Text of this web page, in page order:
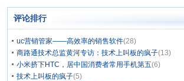
评论排行
uc营销管家——高效率的销售软件(28)
商路通技术总监黄河专访：技术上叫板的疯子(13)
小米挤下HTC，居中国消费者常用手机第五(6)
技术上叫板的疯子(5)